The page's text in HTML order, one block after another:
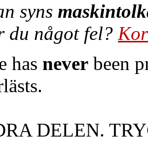
syns
du något fel?
has never been
DELEN.